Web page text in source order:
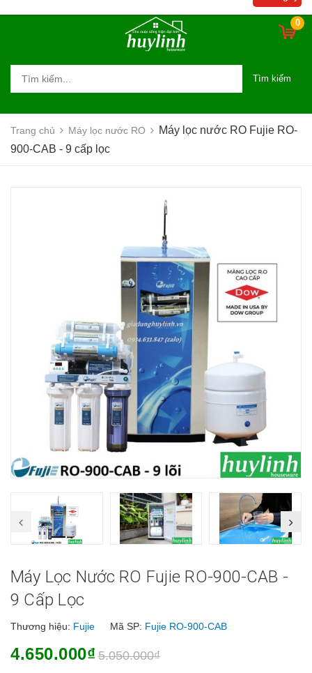
0
Tìm kiếm
Trang chủ Máy lọc nước RO
Máy lọc nước RO Fujie RO-
900-CAB - 9 cấp lọc
Máy Lọc Nước RO Fujie RO-900-CAB -
9 Cấp Lọc
Thương hiệu: Fujie Mã SP: Fujie RO-900-CAB
4.650.000₫ 5.050.000₫